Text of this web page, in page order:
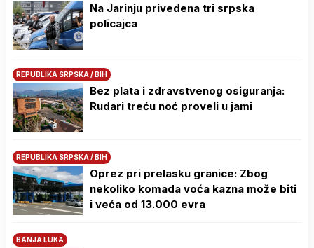
Na Јarinju privedena tri srpska
policajca
REPUBLIKA SRPSKA / BIH
Bez plata i zdravstvenog osiguranja:
Rudari treću noć proveli u jami
REPUBLIKA SRPSKA / BIH
Oprez pri prelasku granice: Zbog
nekoliko komada voća kazna može biti
i veća od 13.000 evra
BANJA LUKA